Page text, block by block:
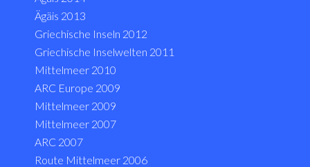
Ägäis 2013
Griechische Inseln 2012
Griechische Inselwelten 2011
Mittelmeer 2010
ARC Europe 2009
Mittelmeer 2009
Mittelmeer 2007
ARC 2007
Route Mittelmeer 2006